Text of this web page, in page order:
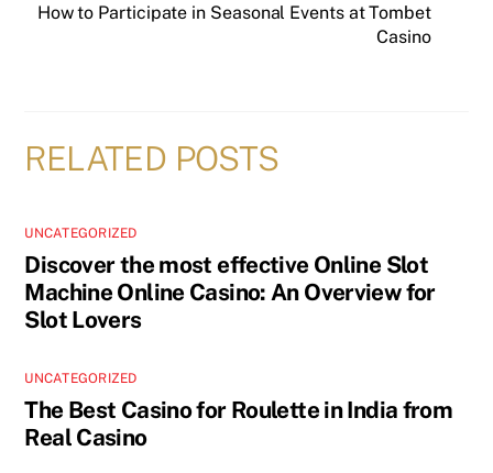
How to Participate in Seasonal Events at Tombet
Casino
RELATED POSTS
UNCATEGORIZED
Discover the most effective Online Slot
Machine Online Casino: An Overview for
Slot Lovers
UNCATEGORIZED
The Best Casino for Roulette in India from
Real Casino